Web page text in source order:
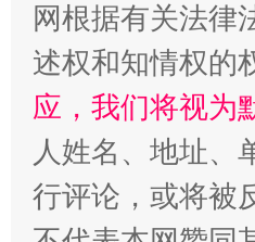
网根据有关法律
述权和知情权的
应，我们将视为
人姓名、地址、
行评论，或将被